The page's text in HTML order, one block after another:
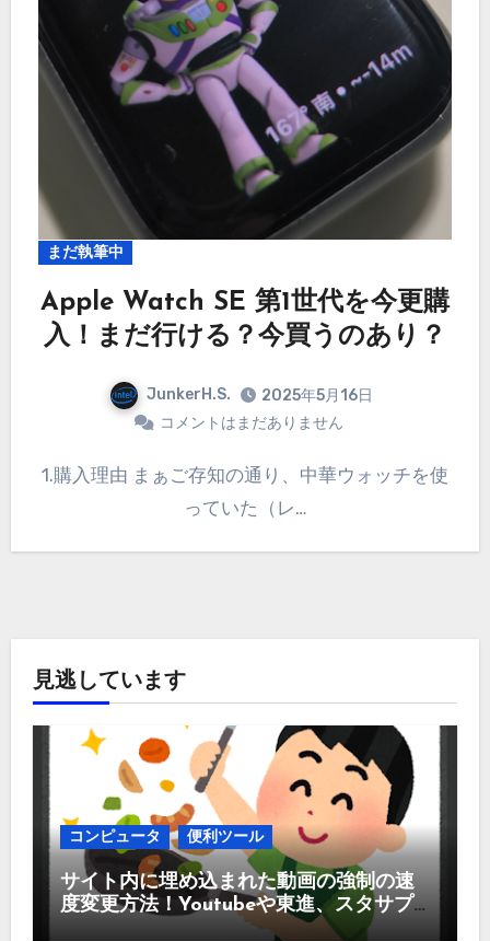
まだ執筆中
Apple Watch SE 第1世代を今更購
入！まだ行ける？今買うのあり？
JunkerH.S.
2025年5月16日
コメントはまだありません
1.購入理由 まぁご存知の通り、中華ウォッチを使
っていた（レ…
見逃しています
コンピュータ 便利ツール
サイト内に埋め込まれた動画の強制の速
度変更方法！Youtubeや東進、スタサプ